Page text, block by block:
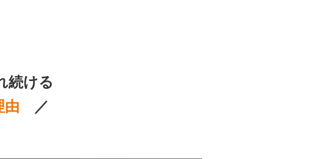
続ける
由 ／